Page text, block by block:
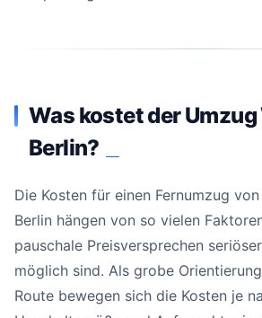
Was kostet der
Berlin?
Die Kosten für einen Fernumzug
Berlin hängen von so vielen
pauschale Preisversprechen
möglich sind. Als grobe
Route bewegen sich die Kosten je